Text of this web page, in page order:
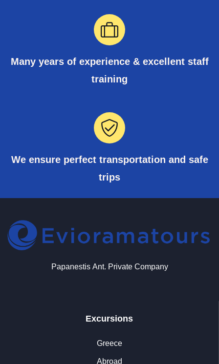
Many years of experience & excellent staff
training
We ensure perfect transportation and safe
trips
Papanestis Αnt. Private Company
Excursions
Greece
Abroad